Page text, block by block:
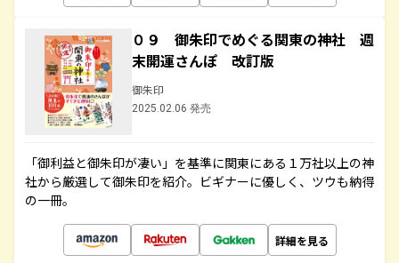
０９ 御朱印でめぐる関東の神社 週
末開運さんぽ 改訂版
御朱印
2025.02.06 発売
「御利益と御朱印が凄い」を基準に関東にある１万社以上の神
社から厳選して御朱印を紹介。ビギナーに優しく、ツウも納得
の一冊。
詳細を見る